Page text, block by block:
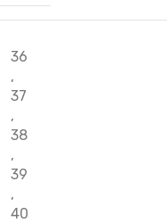
36
,
37
,
38
,
39
,
40